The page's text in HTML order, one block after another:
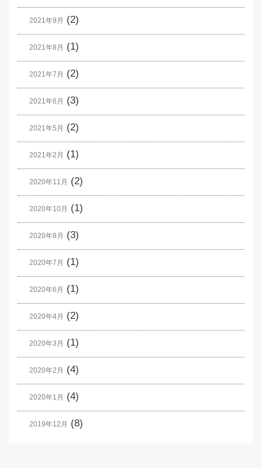
2021年9月 (2)
2021年8月 (1)
2021年7月 (2)
2021年6月 (3)
2021年5月 (2)
2021年2月 (1)
2020年11月 (2)
2020年10月 (1)
2020年8月 (3)
2020年7月 (1)
2020年6月 (1)
2020年4月 (2)
2020年3月 (1)
2020年2月 (4)
2020年1月 (4)
2019年12月 (8)